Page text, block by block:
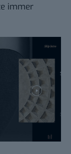
immer